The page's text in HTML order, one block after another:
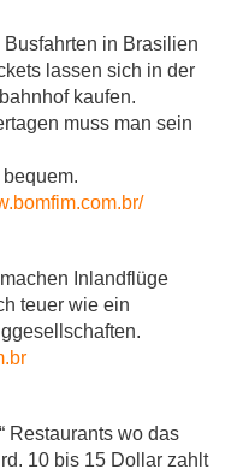
in Brasilien
lassen sich in der
kaufen.
muss man sein
Inlandflüge
teuer wie ein
Restaurants wo das
10 bis 15 Dollar zahlt